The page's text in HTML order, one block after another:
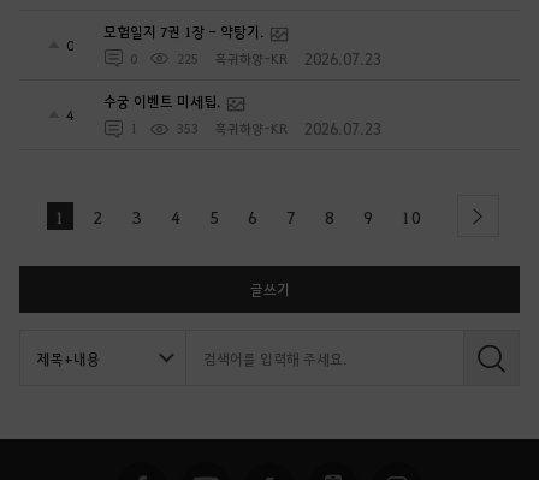
0
모험일지 7권 1장 - 약탕기.
0 225 흑귀하양-KR 2026.07.23
4
수궁 이벤트 미세팁.
1 353 흑귀하양-KR 2026.07.23
1 2 3 4 5 6 7 8 9 10 next
글쓰기
검